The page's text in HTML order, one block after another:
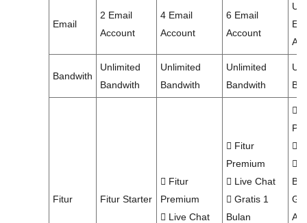
Email
2 Email
Account
4 Email
Account
6 Email
Account
Bandwith
Unlimited
Bandwith
Unlimited
Bandwith
Unlimited
Bandwith
Fitur Fitur Starter
Fitur
Premium
Live Chat
Fitur
Premium
Live Chat
Gratis 1
Bulan